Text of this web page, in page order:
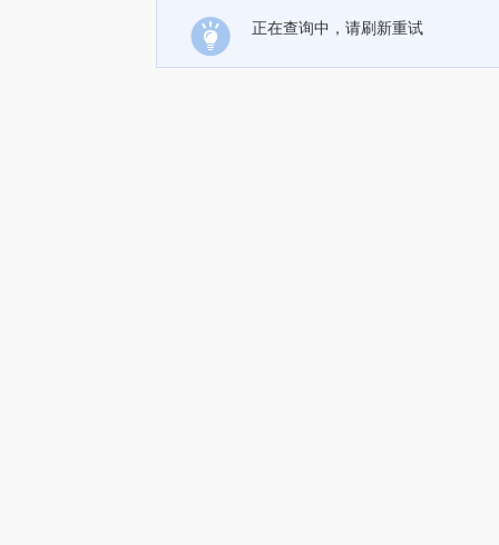
正在查询中，请刷新重试